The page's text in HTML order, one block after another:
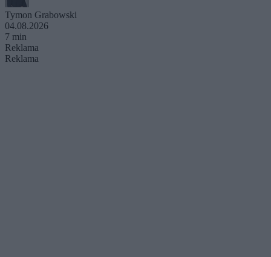
Tymon Grabowski
04.08.2026
7 min
Reklama
Reklama